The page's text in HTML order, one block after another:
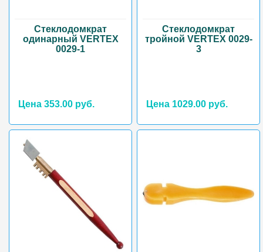
Стеклодомкрат
одинарный VERTEX
0029-1
Цена 353.00 руб.
Стеклодомкрат
тройной VERTEX 0029-
3
Цена 1029.00 руб.